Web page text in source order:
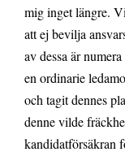
mig inget längre.
att ej bevilja
av dessa är
en ordinarie
och tagit dennes
denne vilde
kandidatförsäkran